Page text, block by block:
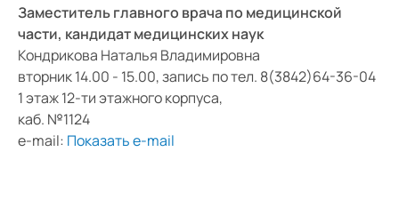
Без засечек
С засечками
Заместитель главного врача по медицинской
части, кандидат медицинских наук
Кондрикова Наталья Владимировна
вторник 14.00 - 15.00, запись по тел. 8(3842)64-36-04
1 этаж 12-ти этажного корпуса,
каб. №1124
e-mail: Показать e-mail